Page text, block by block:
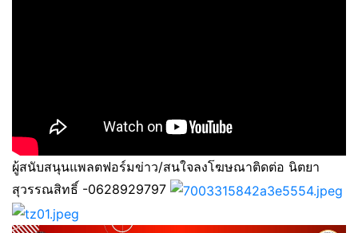
ผู้สนับสนุนแพลตฟอร์มข่าว/สนใจลงโฆษณาติดต่อ นิตยา
สุวรรณสิทธิ์ -0628929797